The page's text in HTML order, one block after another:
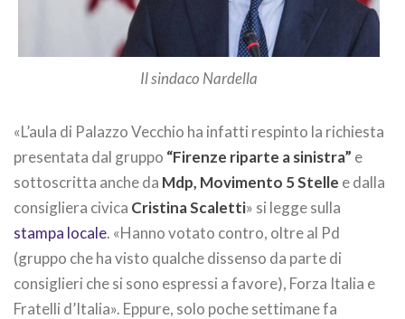
Il sindaco Nardella
«L’aula di Palazzo Vecchio ha infatti respinto la richiesta
presentata dal gruppo “Firenze riparte a sinistra” e
sottoscritta anche da Mdp, Movimento 5 Stelle e dalla
consigliera civica Cristina Scaletti» si legge sulla
stampa locale. «Hanno votato contro, oltre al Pd
(gruppo che ha visto qualche dissenso da parte di
consiglieri che si sono espressi a favore), Forza Italia e
Fratelli d’Italia». Eppure, solo poche settimane fa